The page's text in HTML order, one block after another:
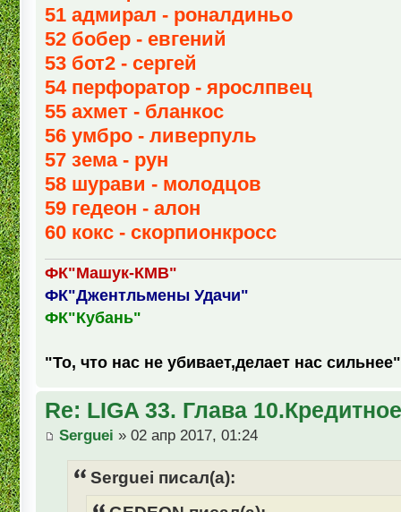
51 адмирал - роналдиньо
52 бобер - евгений
53 бот2 - сергей
54 перфоратор - ярослпвец
55 ахмет - бланкос
56 умбро - ливерпуль
57 зема - рун
58 шурави - молодцов
59 гедеон - алон
60 кокс - скорпионкросс
ФК"Машук-КМВ"
ФК"Джентльмены Удачи"
ФК"Кубань"
"То, что нас не убивает,делает нас сильнее"
Re: LIGA 33. Глава
Serguei » 02 апр 2017, 01:24
Serguei писал(а):